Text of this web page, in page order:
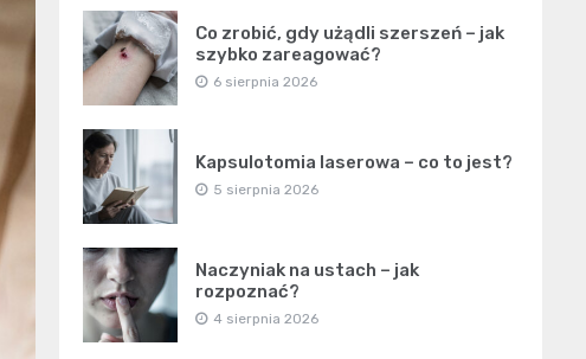
Co zrobić, gdy użądli szerszeń – jak
szybko zareagować?
6 sierpnia 2026
Kapsulotomia laserowa – co to jest?
5 sierpnia 2026
Naczyniak na ustach – jak
rozpoznać?
4 sierpnia 2026